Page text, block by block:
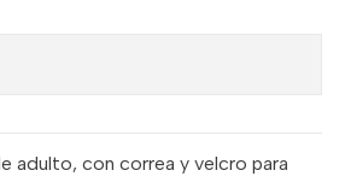
adulto, con correa y velcro para